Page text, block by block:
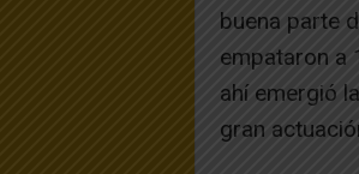
buena parte
empataron a
ahí emergió
gran